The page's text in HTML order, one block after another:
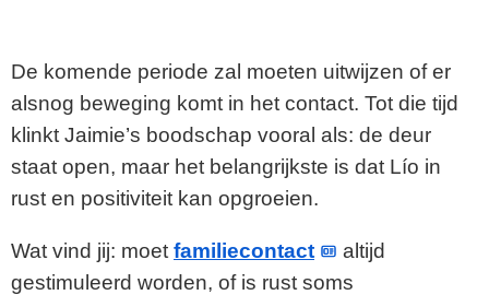
De komende periode zal moeten uitwijzen of er
alsnog beweging komt in het contact. Tot die tijd
klinkt Jaimie’s boodschap vooral als: de deur
staat open, maar het belangrijkste is dat Lío in
rust en positiviteit kan opgroeien.
Wat vind jij: moet familiecontact
altijd
gestimuleerd worden, of is rust soms